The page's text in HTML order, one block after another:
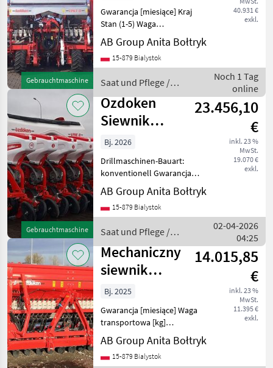
Gebrauchtmaschine
kukurydzy, rze
40.931 €
exkl.
Gwarancja [miesiące] Kraj
Stan (1-5) Waga
transportowa [kg] Wymiary
transportowe (DxSxW)
Zapotrzebowanie mocy
VPKT-DG8 -8-rzędowy, -45-
75 cm
AB Group Anita Bołtryk
15-879 Bialystok
Saat und Pflege /
Ozdoken
Noch 1 Tag
online
Gebrauchtmaschine
Ozdoken
Siewnik
pneumatyczny
6-rzędowy do
buraka, fasoli
23.456,10
€
inkl. 23 %
MwSt.
19.070 €
exkl.
Bj. 2026
Drillmaschinen-Bauart:
konventionell Gwarancja
[miesiące] Waga
transportowa [kg] Wymiary
transportowe (DxSxW)
[KM]: Siewnik
pneumatyczny punkt
AB Group Anita Bołtryk
15-879 Bialystok
Saat und Pflege /
Ozdoken
02-04-2026
04:25
Mechaniczny
siewnik
zbożowy z
nawozem
Ozdoken Pe
14.015,85
€
inkl. 23 %
MwSt.
11.395 €
exkl.
Bj. 2025
Gwarancja [miesiące] Waga
transportowa [kg]
Uniwersalny mechaniczny
siewnik zbożowy OZDOKEN
Pertum F300 -
AB Group Anita Bołtryk
15-879 Bialystok